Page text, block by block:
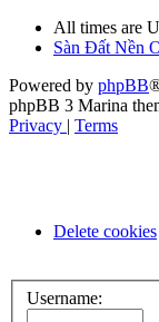
All times are
Sàn Đất Nền
Powered by phpBB
phpBB 3 Marina
Privacy | Terms
Delete cookies
Username: